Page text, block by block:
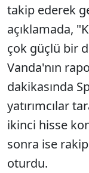
takip ederek
açıklamada,
çok güçlü bir
Vanda'nın
dakikasında
yatırımcılar
ikinci hisse
sonra ise
oturdu.